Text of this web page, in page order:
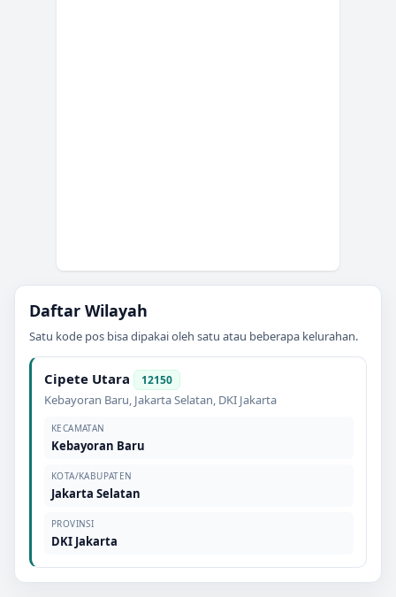
Daftar Wilayah
Satu kode pos bisa dipakai oleh satu atau beberapa kelurahan.
Cipete Utara 12150
Kebayoran Baru, Jakarta Selatan, DKI Jakarta
KECAMATAN
Kebayoran Baru
KOTA/KABUPATEN
Jakarta Selatan
PROVINSI
DKI Jakarta